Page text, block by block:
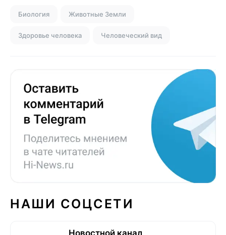
Биология Животные Земли
Здоровье человека Человеческий вид
НАШИ СОЦСЕТИ